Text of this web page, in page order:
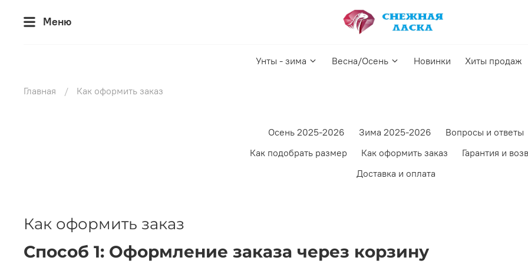
Меню
Унты - зима Весна/Осень Новинки Хиты продаж
Главная Как оформить заказ
Осень 2025-2026 Зима 2025-2026
Вопросы и ответы
Как подобрать размер
Как оформить заказ
Гарантия и
Доставка и оплата
Как оформить заказ
Способ 1: Оформление заказа через корзину